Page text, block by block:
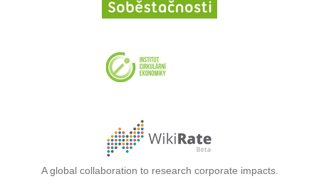
A global collaboration to research corporate impacts.